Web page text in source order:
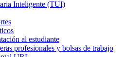
Inteligente (TUI)
al estudiante
profesionales y bolsas de trabajo